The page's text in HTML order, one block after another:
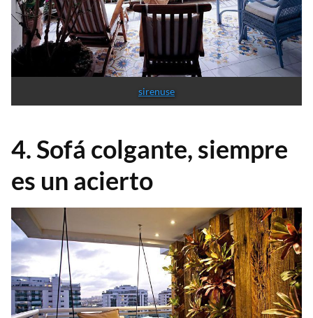
sirenuse
4. Sofá colgante, siempre
es un acierto